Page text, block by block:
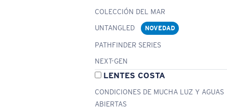
COLECCIÓN DEL MAR
UNTANGLED
NOVEDAD
PATHFINDER SERIES
NEXT-GEN
LENTES COSTA
CONDICIONES DE MUCHA LUZ Y AGUAS
ABIERTAS